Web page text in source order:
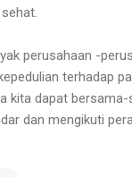
perusahaan -
terhadap
kita dapat
dan mengikuti